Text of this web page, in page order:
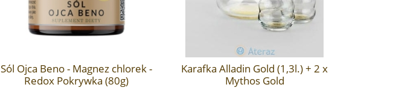
Sól Ojca Beno - Magnez chlorek -
Redox Pokrywka (80g)
Karafka Alladin Gold (1,3l.) + 2 x
Mythos Gold